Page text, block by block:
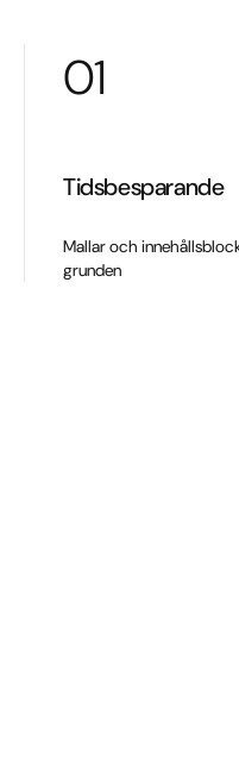
01
Tidsbesparande
Mallar och
grunden